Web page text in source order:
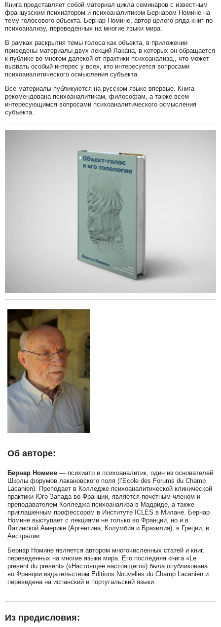
Книга представляет собой материал цикла семинаров с известным
французским психиатором и психоаналитиком Бернаром Номине на
тему голосового объекта. Бернар Номине, автор целого ряда книг по
психоанализу, переведенных на многие языки мира.
В рамках раскрытия темы голоса как объекта, в приложении
приведены материалы двух лекций Лакана, в которых он обращается
к публике во многом далекой от практики психоанализа,, что может
вызвать особый интерес у всех, кто интересуется вопросами
психоаналитического осмысления субъекта.
Все материалы публикуются на русском языке впервые. Книга
рекомендована психоаналитикам, философам, а также всем
интересующимся вопросами психоаналитического осмысления
субъекта.
Об авторе:
Бернар Номине — психиатр и психоаналитик, один из основателей
Школы форумов лакановского поля (l’Ecole des Forums du Champ
Lacanien). Преподает в Колледже психоаналитической клинической
практики Юго-Запада во Франции, является почетным членом и
преподавателем Колледжа психоанализа в Мадриде, а также
приглашенным профессором в Институте ICLES в Милане. Бернар
Номине выступает с лекциями не только во Франции, но и в
Латинской Америке (Аргентина, Колумбия и Бразилия), в Греции, в
Австралии.
Бернар Номине является автором многочисленных статей и книг,
переведенных на многие языки мира. Его последняя книга «Le
present du present» («Настоящее настоящего») была опубликована
во Франции издательством Editions Nouvelles du Champ Lacanien и
переведена на испанский и португальский языки.
Из предисловия: